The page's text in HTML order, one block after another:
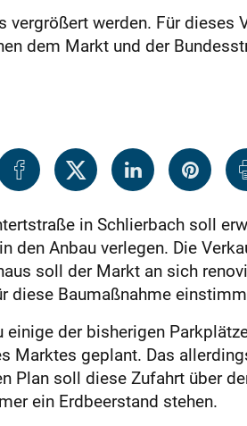
werden. Für
dem Markt und der
in Schlierbach soll
den Anbau verlegen. Die
soll der Markt an sich
diese Baumaßnahme
der bisherigen
geplant. Das
Plan soll diese Zufahrt über
ein Erdbeerstand stehen.